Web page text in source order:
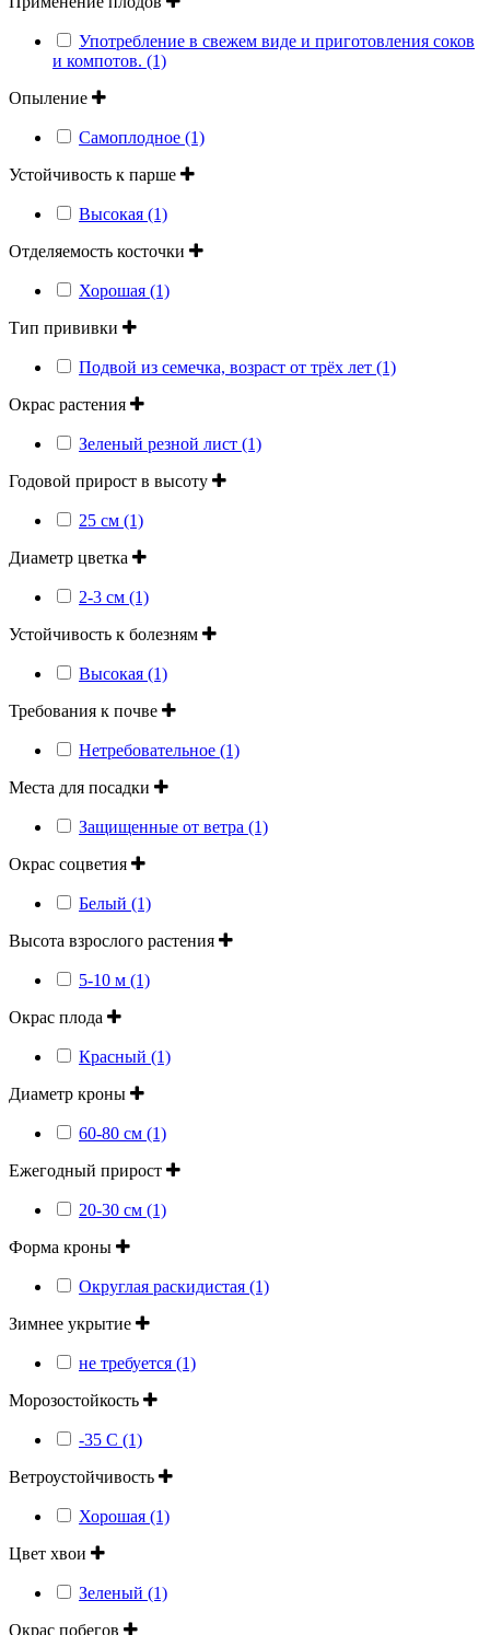
Употребление в свежем виде и приготовления соков
и компотов. (1)
Опыление
Самоплодное (1)
Устойчивость к парше
Высокая (1)
Отделяемость косточки
Хорошая (1)
Тип прививки
Подвой из семечка, возраст от трёх лет (1)
Окрас растения
Зеленый резной лист (1)
Годовой прирост в высоту
25 см (1)
Диаметр цветка
2-3 см (1)
Устойчивость к болезням
Высокая (1)
Требования к почве
Нетребовательное (1)
Места для посадки
Защищенные от ветра (1)
Окрас соцветия
Белый (1)
Высота взрослого растения
5-10 м (1)
Окрас плода
Красный (1)
Диаметр кроны
60-80 см (1)
Ежегодный прирост
20-30 см (1)
Форма кроны
Округлая раскидистая (1)
Зимнее укрытие
не требуется (1)
Морозостойкость
-35 С (1)
Ветроустойчивость
Хорошая (1)
Цвет хвои
Зеленый (1)
Окрас побегов